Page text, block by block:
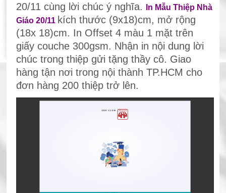
20/11 cùng lời chúc ý nghĩa.
In Mẫu Thiệp Nhà
Giáo 20/11 kích thước (9x18)cm, mở rộng
(18x 18)cm. In Offset 4 màu 1 mặt trên
giấy couche 300gsm. Nhận in nội dung lời
chúc trong thiệp gửi tặng thầy cô. Giao
hàng tận nơi trong nội thành TP.HCM cho
đơn hàng 200 thiệp trở lên.